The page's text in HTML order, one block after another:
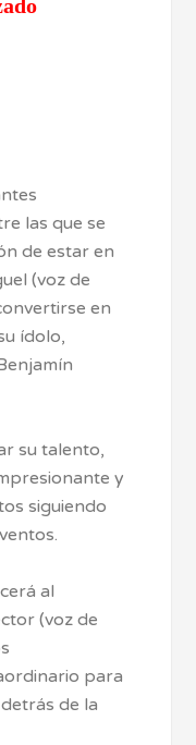
las que se
de estar en
(voz de
en
ídolo,
su talento,
y
siguiendo
al
(voz de
para
de la